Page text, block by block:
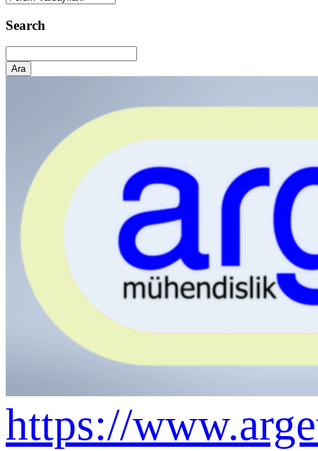
Search
https://